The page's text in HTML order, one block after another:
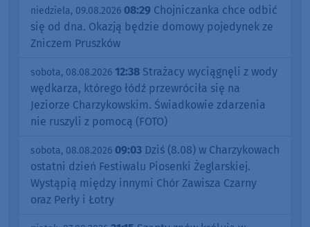
niedziela, 09.08.2026 08:29 Chojniczanka chce odbić
się od dna. Okazją będzie domowy pojedynek ze
Zniczem Pruszków
sobota, 08.08.2026 12:38 Strażacy wyciągnęli z wody
wędkarza, którego łódź przewróciła się na
Jeziorze Charzykowskim. Świadkowie zdarzenia
nie ruszyli z pomocą (FOTO)
sobota, 08.08.2026 09:03 Dziś (8.08) w Charzykowach
ostatni dzień Festiwalu Piosenki Żeglarskiej.
Wystąpią między innymi Chór Zawisza Czarny
oraz Perły i Łotry